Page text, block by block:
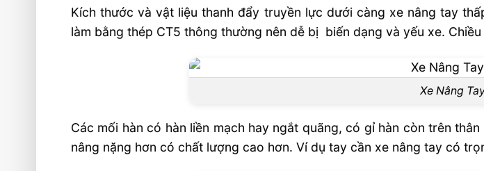
Kích thước và vật liệu thanh đẩy truyền lực dưới càng xe nâng tay
làm bằng thép CT5 thông thường nên dễ bị biến dạng và yếu xe.
Xe Nâng
Các mối hàn có hàn liền mạch hay ngắt quãng, có gỉ hàn còn trên
nâng nặng hơn có chất lượng cao hơn. Ví dụ tay cần xe nâng tay có